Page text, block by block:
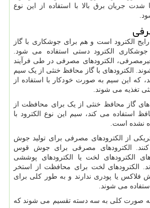
جریان برق بالا با استفاده از این نوع
الکترود است و هم برای جوشکاری با گاز
الکترود دستی استفاده می شود.
الکترودهای مصرفی در طی فرآیند
الکترودهای با گاز محافظ خنثی از یک سیم
که این سیم به صورت خودکار با استفاده از
تغذیه می شوند.
های گاز محافظ خنثی از یک برای محافظت از
استفاده می کند، سیم این نوع الکترود با
نشده است.
از الکترودهای مصرفی برای تولید جوش
الکترودهای مصرفی برای جوش قوس
الکترودهای لخت یا الکترودهای پوششی
الکترودهای لخت برای محافظت از استخر
یا پودری ندارند و به طور کلی برای
می شوند.
به صورت کلی به سه دسته تقسیم می شوند که